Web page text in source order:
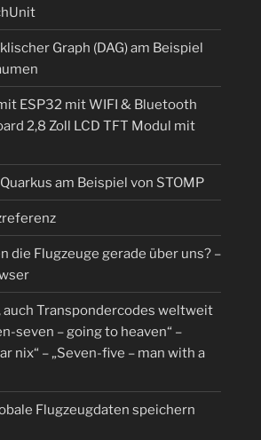
Graph (DAG) am Beispiel
ESP32 mit WIFI & Bluetooth
2,8 Zoll LCD TFT Modul mit
am Beispiel von STOMP
die Flugzeuge gerade über uns? –
auch Transpondercodes weltweit
seven – going to heaven“ –
nix“ – „Seven-five – man with a
Flugzeugdaten speichern